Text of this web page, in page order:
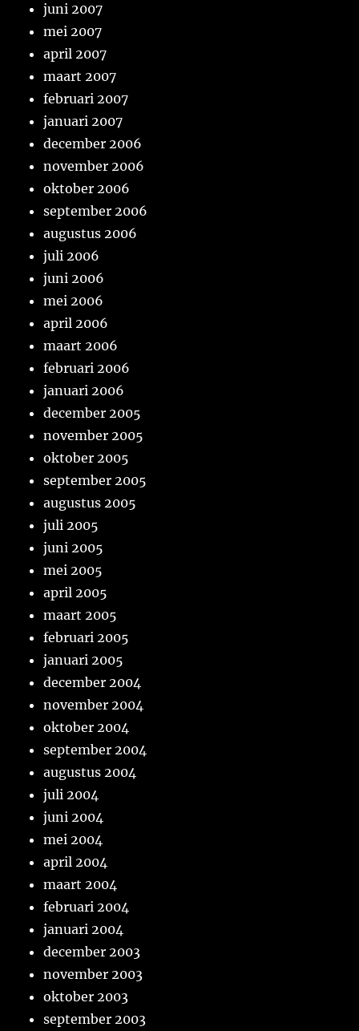
juni 2007
mei 2007
april 2007
maart 2007
februari 2007
januari 2007
december 2006
november 2006
oktober 2006
september 2006
augustus 2006
juli 2006
juni 2006
mei 2006
april 2006
maart 2006
februari 2006
januari 2006
december 2005
november 2005
oktober 2005
september 2005
augustus 2005
juli 2005
juni 2005
mei 2005
april 2005
maart 2005
februari 2005
januari 2005
december 2004
november 2004
oktober 2004
september 2004
augustus 2004
juli 2004
juni 2004
mei 2004
april 2004
maart 2004
februari 2004
januari 2004
december 2003
november 2003
oktober 2003
september 2003